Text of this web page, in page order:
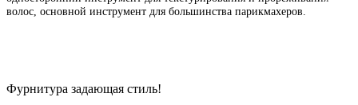
волос, основной инструмент для большинства парикмахеров.
Фурнитура задающая стиль!